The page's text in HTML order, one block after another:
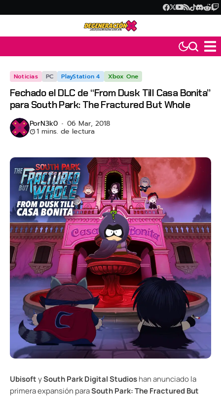
Noticias PC PlayStation 4 Xbox One
Fechado el DLC de “From Dusk Till Casa Bonita”
para South Park: The Fractured But Whole
PorN3k0 06 Mar, 2018
1 mins. de lectura
UbisoftySouth Park Digital Studioshan anunciadola
primera expansión paraSouth Park: The Fractured But